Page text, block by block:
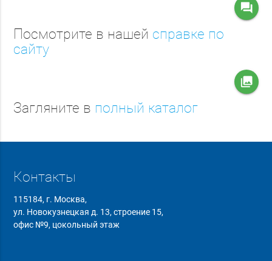
question_answer
Посмотрите в нашей справке по
сайту
collections
Загляните в полный каталог
Контакты
115184, г. Москва,
ул. Новокузнецкая д. 13, строение 15,
офис №9, цокольный этаж